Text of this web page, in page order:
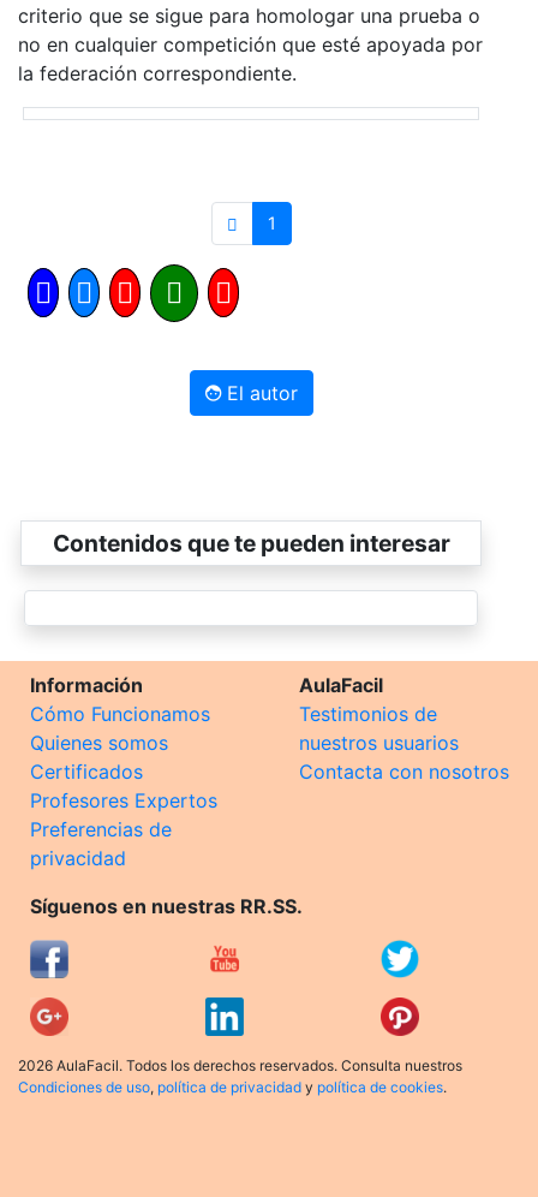
criterio que se sigue para homologar una prueba o
no en cualquier competición que esté apoyada por
la federación correspondiente.
1
El autor
Contenidos que te pueden interesar
Información
Cómo Funcionamos
Quienes somos
Certificados
Profesores Expertos
Preferencias de
privacidad
AulaFacil
Testimonios de
nuestros usuarios
Contacta con nosotros
Síguenos en nuestras RR.SS.
2026 AulaFacil. Todos los derechos reservados. Consulta nuestros
Condiciones de uso, política de privacidad y política de cookies.